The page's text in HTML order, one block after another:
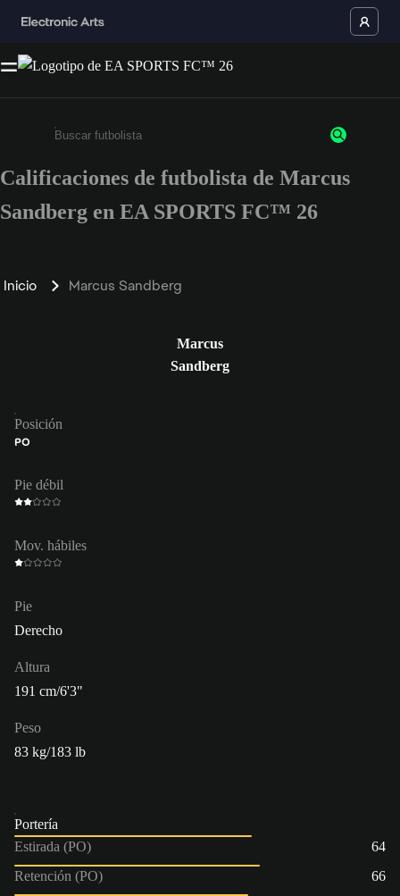
Ingresa un mínimo de 3 caracteres o números
Calificaciones de futbolista de Marcus
Sandberg en EA SPORTS FC™ 26
Inicio Marcus Sandberg
Marcus
Sandberg
Posición
PO
Pie débil
Mov. hábiles
Pie
Derecho
Altura
191 cm/6'3"
Peso
83 kg/183 lb
Portería
Estirada (PO)
64
Retención (PO)
66